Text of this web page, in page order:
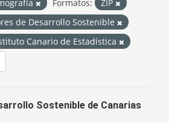
Formatos:
ZIP
de Desarrollo Sostenible
Canario de Estadística
Sostenible de Canarias